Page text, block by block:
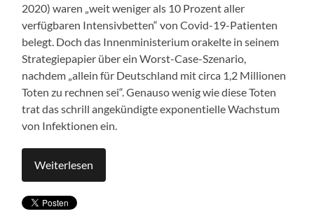
2020) waren „weit weniger als 10 Prozent aller
verfügbaren Intensivbetten“ von Covid-19-Patienten
belegt. Doch das Innenministerium orakelte in seinem
Strategiepapier über ein Worst-Case-Szenario,
nachdem „allein für Deutschland mit circa 1,2 Millionen
Toten zu rechnen sei“. Genauso wenig wie diese Toten
trat das schrill angekündigte exponentielle Wachstum
von Infektionen ein.
Weiterlesen